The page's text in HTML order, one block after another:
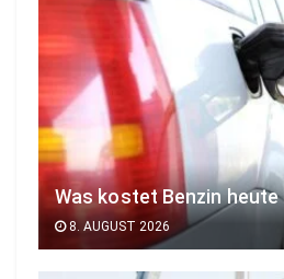
Was kostet Benzin
8. AUGUST 2026